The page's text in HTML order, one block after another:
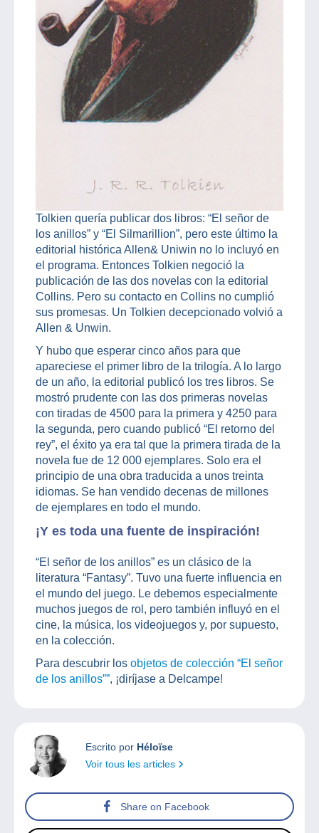
Tolkien quería publicar dos libros: “El señor de
los anillos” y “El Silmarillion”, pero este último la
editorial histórica Allen& Uniwin no lo incluyó en
el programa. Entonces Tolkien negoció la
publicación de las dos novelas con la editorial
Collins. Pero su contacto en Collins no cumplió
sus promesas. Un Tolkien decepcionado volvió a
Allen & Unwin.
Y hubo que esperar cinco años para que
apareciese el primer libro de la trilogía. A lo largo
de un año, la editorial publicó los tres libros. Se
mostró prudente con las dos primeras novelas
con tiradas de 4500 para la primera y 4250 para
la segunda, pero cuando publicó “El retorno del
rey”, el éxito ya era tal que la primera tirada de la
novela fue de 12 000 ejemplares. Solo era el
principio de una obra traducida a unos treinta
idiomas. Se han vendido decenas de millones
de ejemplares en todo el mundo.
¡Y es toda una fuente de inspiración!
“El señor de los anillos” es un clásico de la
literatura “Fantasy”. Tuvo una fuerte influencia en
el mundo del juego. Le debemos especialmente
muchos juegos de rol, pero también influyó en el
cine, la música, los videojuegos y, por supuesto,
en la colección.
Para descubrir los objetos de colección “El señor
de los anillos””, ¡diríjase a Delcampe!
Escrito por Héloïse
Voir tous les articles
Share on Facebook